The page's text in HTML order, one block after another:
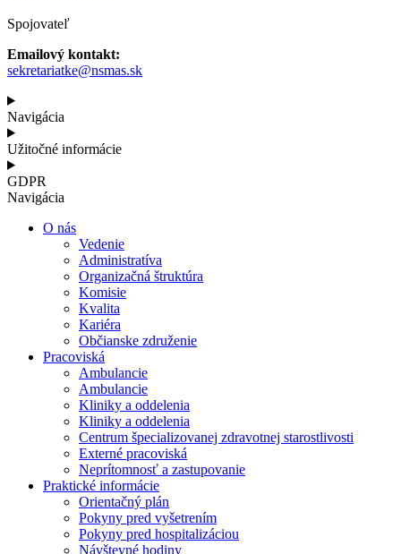
Spojovateľ
Emailový kontakt:
sekretariatke@nsmas.sk
Navigácia
Užitočné informácie
GDPR
Navigácia
O nás
Vedenie
Administratíva
Organizačná štruktúra
Komisie
Kvalita
Kariéra
Občianske združenie
Pracoviská
Ambulancie
Ambulancie
Kliniky a oddelenia
Kliniky a oddelenia
Centrum špecializovanej zdravotnej starostlivosti
Externé pracoviská
Neprítomnosť a zastupovanie
Praktické informácie
Orientačný plán
Pokyny pred vyšetrením
Pokyny pred hospitalizáciou
Návštevné hodiny